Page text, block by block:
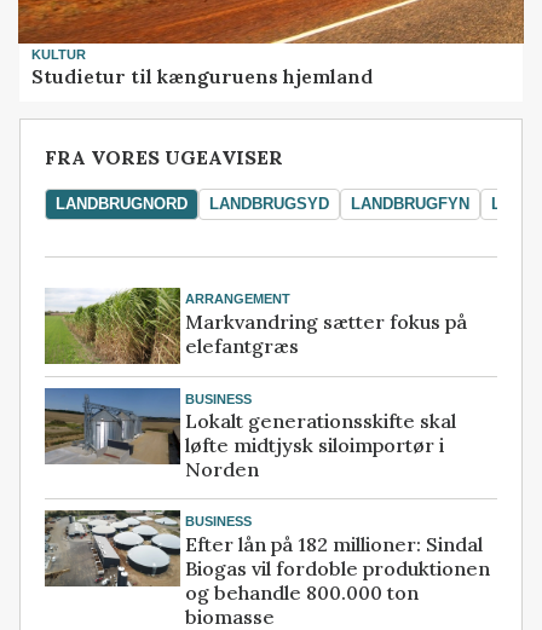
KULTUR
Studietur til kænguruens hjemland
FRA VORES UGEAVISER
LANDBRUGNORD LANDBRUGSYD LANDBRUGFYN
ARRANGEMENT
Markvandring sætter fokus på
elefantgræs
BUSINESS
Lokalt generationsskifte skal
løfte midtjysk siloimportør i
Norden
BUSINESS
Efter lån på 182 millioner: Sindal
Biogas vil fordoble produktionen
og behandle 800.000 ton
biomasse